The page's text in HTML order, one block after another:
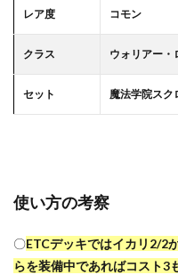
レア度 コモン
クラス ウォリアー・
セット 魔法学院スク
使い方の考察
〇ETCデッキではイカリ2/2
らを装備中であればコスト3